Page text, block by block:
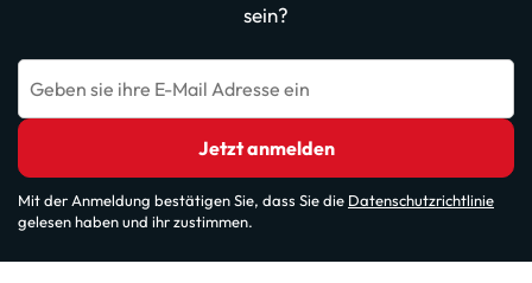
sein?
Geben sie ihre E-Mail Adresse ein
Jetzt anmelden
Mit der Anmeldung bestätigen Sie, dass Sie die Datenschutzrichtlinie
gelesen haben und ihr zustimmen.